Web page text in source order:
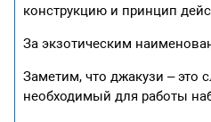
конструкцию и принцип
За экзотическим
Заметим, что джакузи – это
необходимый для работы